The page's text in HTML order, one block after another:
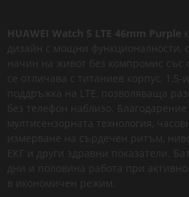
HUAWEI Watch 5 LTE 46mm Purple
дизайн с мощни функционалности,
начин на живот без компромис със
се отличава с титаниев корпус, 1,5-
поддръжка на LTE, позволяваща
без телефон наблизо. Благодарение
мултисензорната технология,
измерване на сърдечен ритъм,
ЕКГ и други здравни показатели.
дни и половина работа при активно
в икономичен режим.